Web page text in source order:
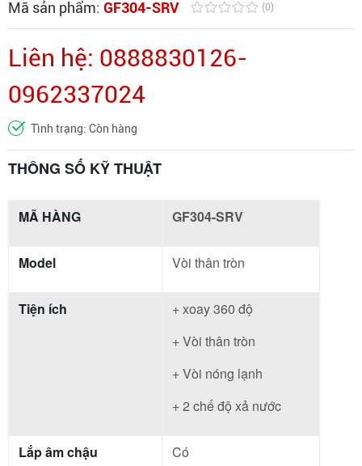
Mã sản phẩm: GF304-SRV (0)
Liên hệ: 0888830126-
0962337024
Tình trạng: Còn hàng
THÔNG SỐ KỸ THUẬT
MÃ HÀNG GF304-SRV
Model Vòi thân tròn
Tiện ích
+ xoay 360 độ
+ Vòi thân tròn
+ Vòi nóng lạnh
+ 2 chế độ xả nước
Lắp âm chậu Có